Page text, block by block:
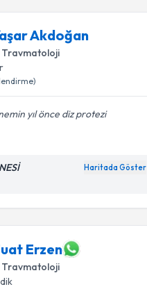
Akdoğan
yıl önce diz protezi
Haritada Göster
Erzen